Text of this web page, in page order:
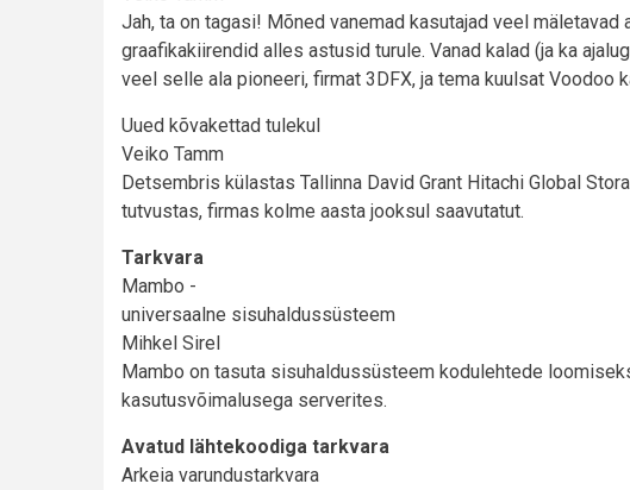
Jah, ta on tagasi! Mõned vanemad kasutajad veel mäletavad
graafikakiirendid alles astusid turule. Vanad kalad (ja ka
veel selle ala pioneeri, firmat 3DFX, ja tema kuulsat Voodoo
Uued kõvakettad tulekul
Veiko Tamm
Detsembris külastas Tallinna David Grant Hitachi Global
tutvustas, firmas kolme aasta jooksul saavutatut.
Tarkvara
Mambo -
universaalne sisuhaldussüsteem
Mihkel Sirel
Mambo on tasuta sisuhaldussüsteem kodulehtede
kasutusvõimalusega serverites.
Avatud lähtekoodiga tarkvara
Arkeia varundustarkvara